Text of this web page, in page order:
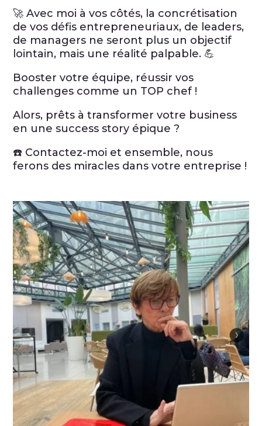
🚀 Avec moi à vos côtés, la concrétisation
de vos défis entrepreneuriaux, de leaders,
de managers ne seront plus un objectif
lointain, mais une réalité palpable. 💪
Booster votre équipe, réussir vos
challenges comme un TOP chef !
Alors, prêts à transformer votre business
en une success story épique ?
☎️ Contactez-moi et ensemble, nous
ferons des miracles dans votre entreprise !